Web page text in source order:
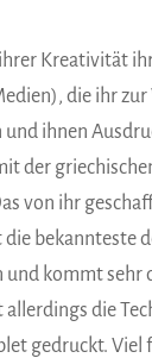
Kreativität
die ihr zur
und ihnen
der
von ihr
die bekannteste
und kommt sehr
die
gedruckt.